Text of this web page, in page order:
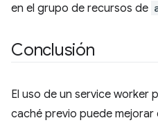
en el grupo de recursos de
Conclusión
El uso de un service worker
caché previo puede